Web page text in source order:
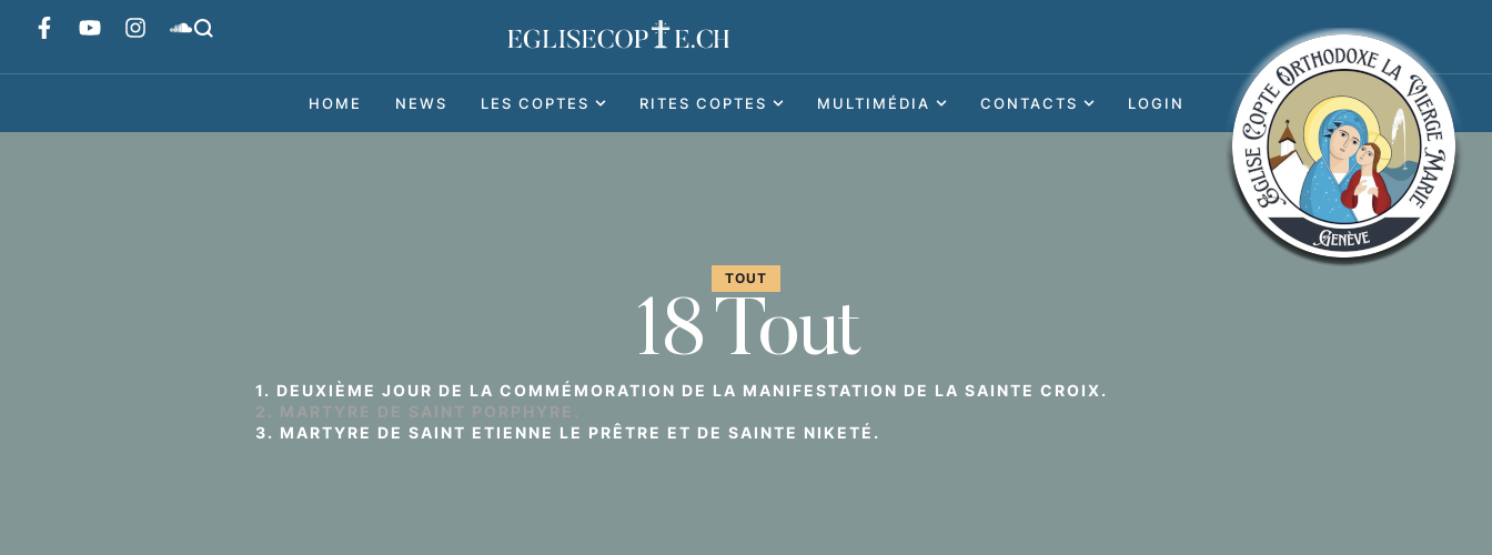
HOME NEWS LES COPTES RITES COPTES MULTIMÉDIA CONTACTS LOGIN
TOUT
18 Tout
1. DEUXIÈME JOUR DE LA COMMÉMORATION DE LA MANIFESTATION DE LA SAINTE CROIX.
2. MARTYRE DE SAINT PORPHYRE.
3. MARTYRE DE SAINT ETIENNE LE PRÊTRE ET DE SAINTE NIKETÉ.